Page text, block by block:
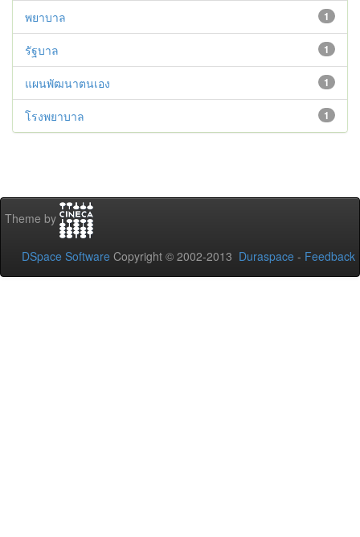
1
พยาบาล
1
รัฐบาล
1
แผนพัฒนาตนเอง
1
โรงพยาบาล
Theme by
DSpace Software Copyright © 2002-2013 Duraspace - Feedback